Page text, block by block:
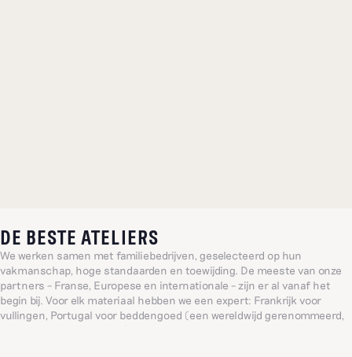
DE BESTE ATELIERS
We werken samen met familiebedrijven, geselecteerd op hun
vakmanschap, hoge standaarden en toewijding. De meeste van onze
partners – Franse, Europese en internationale – zijn er al vanaf het
begin bij. Voor elk materiaal hebben we een expert: Frankrijk voor
vullingen, Portugal voor beddengoed (een wereldwijd gerenommeerd,